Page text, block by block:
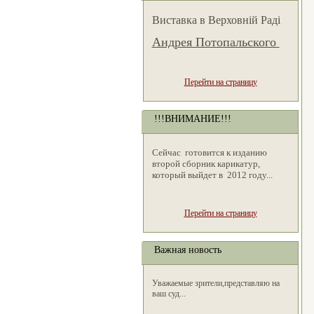
Виставка в Верховній Раді
Андрея Потопальского
Перейти на страницу
!!!ВНИМАНИЕ!!!
Сейчас готовится к изданию
второй сборник карикатур,
который выйдет в 2012 году...
Перейти на страницу
Важная новость
Уважаемые зрители,представляю на
ваш суд...